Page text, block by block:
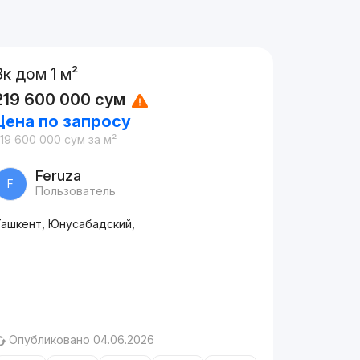
дом 1 м²
600 000 сум
по запросу
600 000 сум за м²
F Feruza
Пользователь
Юнусабадский,
Опубликовано 04.06.2026